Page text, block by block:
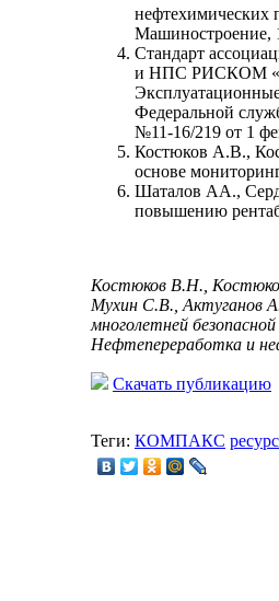
Машиностроение,
Стандарт
и НПС РИСКОМ
Федеральной
№11-16/219 от 1
Костюков А.В.,
основе
Шаталов АА.,
повышению
Костюков В.Н.,
Мухин С.В., Актуганов
многолетней
Нефтепереработка и
Скачать публикацию
Теги: КОМПАКС